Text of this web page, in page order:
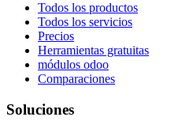
Todos los productos
Todos los servicios
Precios
Herramientas gratuitas
módulos odoo
Comparaciones
Soluciones